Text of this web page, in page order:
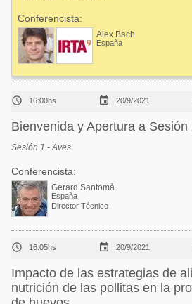
Conferencista:
Alex Bach
España
 16:00hs  20/9/2021
Bienvenida y Apertura a Sesión
Sesión 1 - Aves
Conferencista:
Gerard Santomà
España
Director Técnico
 16:05hs  20/9/2021
Impacto de las estrategias de
nutrición de las pollitas en la